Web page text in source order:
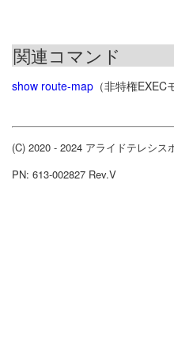
関連コマンド
show route-map （非特権EXEC
(C) 2020 - 2024 アライドテレシス
PN: 613-002827 Rev.V